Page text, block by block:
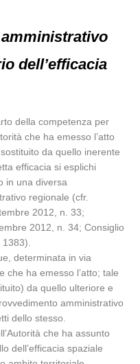
dell’efficacia
della competenza per
che ha emesso l’atto
da quello inerente
efficacia si esplichi
in una diversa
regionale (cfr.
2012, n. 33;
2012, n. 34; Consiglio
determinata in via
che ha emesso l’atto; tale
da quello ulteriore e
amministrativo
dello stesso.
che ha assunto
dell’efficacia spaziale